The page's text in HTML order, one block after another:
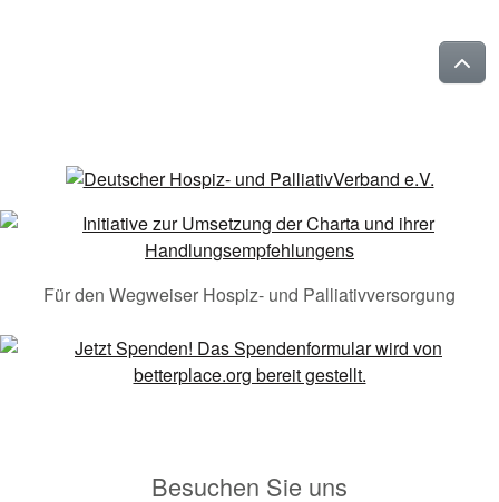
Für den Wegweiser Hospiz- und Palliativversorgung
Besuchen Sie uns